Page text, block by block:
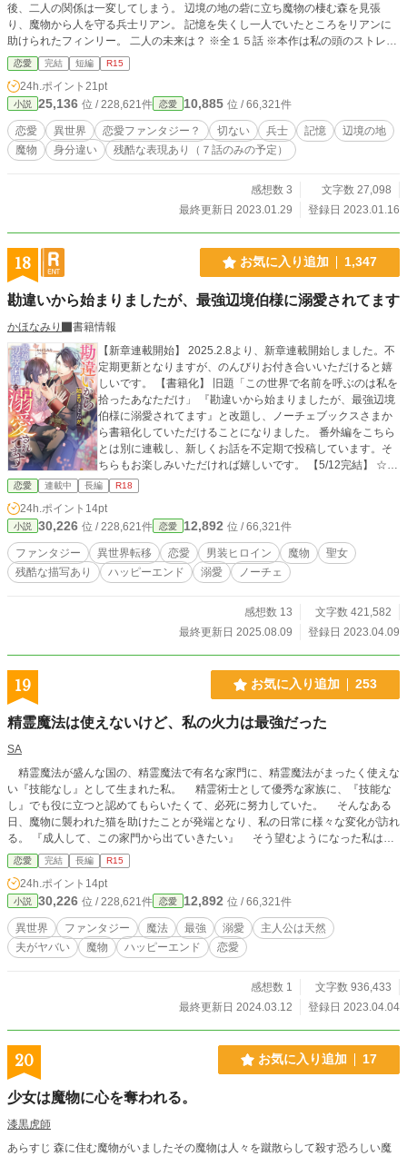
後、二人の関係は一変してしまう。 辺境の地の砦に立ち魔物の棲む森を見張
り、魔物から人を守る兵士リアン。 記憶を失くし一人でいたところをリアンに
助けられたフィンリー。 二人の未来は？ ※全１５話 ※本作は私の頭のストレッ
チ第二弾のため感想欄は開けておりません。 （全話投稿完了後、開ける予定で
す） ※１／２９ 完結しました。 感想欄を開けさせていただきます。 様々なご
意見、真摯に受け止めさせていただきたいと思います。 ただ、皆様に楽しんで
いただける場であって欲しいと思いますので、 いただいた感想をを非承認とさ
せていただく場合がございます。 申し訳ありませんが、どうかご了承ください
ませ。 もちろん、私は全て読ませていただきます。 ※この作品は小説家になろ
うさんでも公開しています。
恋愛 完結 短編 R15
24h.ポイント 21pt
小説 25,136 位 / 228,621件 恋愛 10,885 位 / 66,321件
恋愛 異世界 恋愛ファンタジー？ 切ない 兵士 記憶
辺境の地
魔物
身分違い 残酷な表現あり（７話のみの予定）
感想数 3
文字数 27,098
最終更新日 2023.01.29
登録日 2023.01.16
18 お気に入り追加 1,347
勘違いから始まりましたが、最強辺境伯様に溺愛されてます
かほなみり
書籍情報
【新章連載開始】 2025.2.8より、新章連載開始しました。不
定期更新となりますが、のんびりお付き合いいただけると嬉
しいです。 【書籍化】 旧題「この世界で名前を呼ぶのは私を
拾ったあなただけ」 『勘違いから始まりましたが、最強辺境
伯様に溺愛されてます』と改題し、ノーチェブックスさまか
ら書籍化していただけることになりました。 番外編をこちら
とは別に連載し、新しくお話を不定期で投稿しています。そ
ちらもお楽しみいただければ嬉しいです。 【5/12完結】 ☆こ
ちらのお話はR18描写があります。該当話にはサブタイトル
に※が付きます。苦手な方は回避してください。 両親を亡く
し音大を中退した私は、お店で演奏するお仕事をして暮らし
ていた。でもこの世の中、お店が立ち行かなくなり行き場を
失った私。する事もなく、吹雪の中ちょっとコンビニに行こ
うと思っただけだったのに、アパートを出るといつの間にか
異世界に飛ばされて。 常人離れした身体能力のイケメンに助
す。 でもなんか、私、男の子だと思われている？ 男の子に間
違われて異世界で保護された私を、男の子を保護したはずな
定でとってもふんわりですので、優しい気持ちで見守ってく
れたら嬉しいです。ベタでテンプレな王道異世界転移のお話
恋愛 連載中 長編 R18
24h.ポイント 14pt
小説 30,226 位 / 228,621件 恋愛 12,892 位 / 66,321件
ファンタジー 異世界転移 恋愛 男装ヒロイン 魔物
聖女
残酷な描写あり
ハッピーエンド 溺愛 ノーチェ
感想数 13
文字数 421,582
最終更新日 2025.08.09
登録日 2023.04.09
19 お気に入り追加 253
精霊魔法は使えないけど、私の火力は最強だった
SA
精霊魔法が盛んな国の、精霊魔法で有名な家門に、精霊魔法がまったく使えな
い『技能なし』として生まれた私。 精霊術士として優秀な家族に、『技能な
し』でも役に立つと認めてもらいたくて、必死に努力していた。 そんなある
日、魔物に襲われた猫を助けたことが発端となり、私の日常に様々な変化が訪れ
る。 『成人して、この家門から出ていきたい』 そう望むようになった私は、
最後の儀が終わり、成人となった帰り道に、魔物に襲われ崖から転落した。
優秀な妹を助けるため、技能なしの私は兄に見殺しにされたのだ。 『精霊魔法
の技能がないだけで、どうしてこんなに嫌われて、見捨てられて、死なないとい
けないの？』 私の中で眠っていた力が暴走する。 そんな私に手を差しの
べ、暴走から救ってくれたのは………… ＊誤字脱字はご容赦を。 ＊帝国動乱編
6-2で本編完結です。
恋愛 完結 長編 R15
24h.ポイント 14pt
小説 30,226 位 / 228,621件 恋愛 12,892 位 / 66,321件
異世界 ファンタジー 魔法 最強 溺愛
主人公は天然
夫がヤバい
魔物 ハッピーエンド 恋愛
感想数 1
文字数 936,433
最終更新日 2024.03.12
登録日 2023.04.04
20 お気に入り追加 17
少女は魔物に心を奪われる。
漆黒虎師
あらすじ 森に住む魔物がいましたその魔物は人々を蹴散らして殺す恐ろしい魔